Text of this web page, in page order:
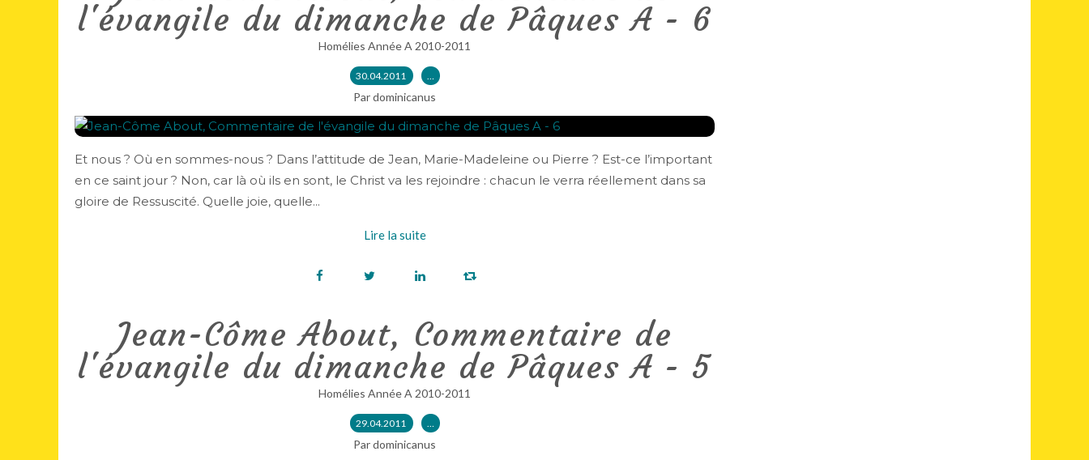
l'évangile du dimanche de Pâques A - 6
Homélies Année A 2010-2011
30.04.2011 …
Par dominicanus
Et nous ? Où en sommes-nous ? Dans l’attitude de Jean, Marie-Madeleine ou Pierre ? Est-ce l’important
en ce saint jour ? Non, car là où ils en sont, le Christ va les rejoindre : chacun le verra réellement dans sa
gloire de Ressuscité. Quelle joie, quelle...
Lire la suite
Jean-Côme About, Commentaire de
l'évangile du dimanche de Pâques A - 5
Homélies Année A 2010-2011
29.04.2011 …
Par dominicanus